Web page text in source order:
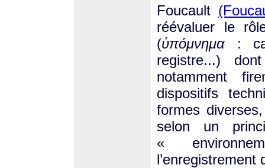
Foucault
réévaluer le
(ὑπόμνημα :
registre...)
notamment
dispositifs
formes
selon un
«
l’enregistrement